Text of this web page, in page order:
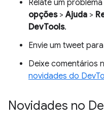
Relate um
opções>Ajuda >
DevTools.
Envie um tweet para
Deixe comentários
novidades do
Novidades no